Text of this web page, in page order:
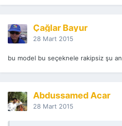
Çağlar Bayur
28 Mart 2015
bu model bu seçeknele rakipsiz şu an
Abdussamed Acar
28 Mart 2015